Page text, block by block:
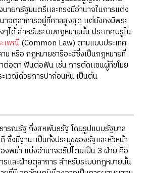
นายกรัฐมนตรีเเละทรงมีอำนาจในการแต่ง
จตุลาการอยู่ที่ศาลสูงสุด เเต่ยังคงมีพระ
ๆได้ สำหรับระบบกฎหมายนั้น ประเทศบรูไน
เพณี (Common Law) ตามแบบประเทศ
หรือ กฎหมายชารีอะฮ์ซึ่งเป็นกฎหมายที่
อตา ฟันต่อฟัน เช่น การตัดเเขนผู้ที่ขโมย
เวณีด้วยการปาก้อนหิน เป็นต้น
ารณรัฐ กึ่งสหพันธรัฐ โดยรูปแบบรัฐบาล
ซึ่งมีฐานะเป็นทั้งประมุขของรัฐและหัวหน้า
งพม่า แบ่งอำนาจอธิปไตยเป็น 3 ฝ่าย คือ
ละฝ่ายตุลาการ สำหรับระบบกฎหมายนั้น